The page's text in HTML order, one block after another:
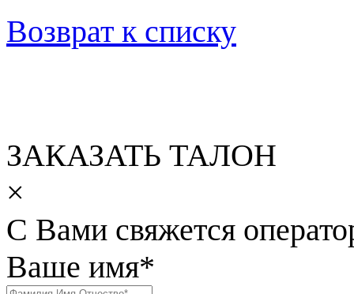
Возврат к списку
ЗАКАЗАТЬ ТАЛОН
×
С Вами свяжется
Ваше имя*